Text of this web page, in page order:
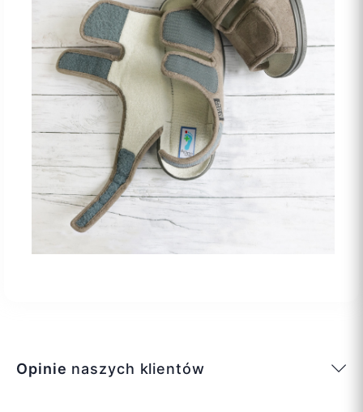
Opinie naszych klientów